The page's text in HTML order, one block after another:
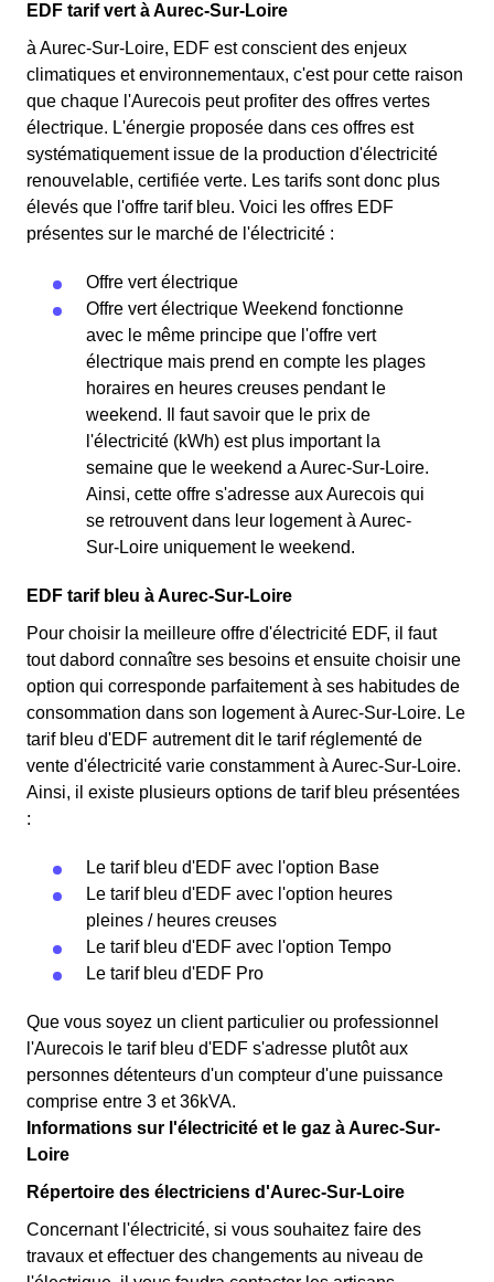
EDF tarif vert à Aurec-Sur-Loire
à Aurec-Sur-Loire, EDF est conscient des enjeux
climatiques et environnementaux, c'est pour cette raison
que chaque l'Aurecois peut profiter des offres vertes
électrique. L'énergie proposée dans ces offres est
systématiquement issue de la production d'électricité
renouvelable, certifiée verte. Les tarifs sont donc plus
élevés que l'offre tarif bleu. Voici les offres EDF
présentes sur le marché de l'électricité :
Offre vert électrique
Offre vert électrique Weekend fonctionne
avec le même principe que l'offre vert
électrique mais prend en compte les plages
horaires en heures creuses pendant le
weekend. Il faut savoir que le prix de
l'électricité (kWh) est plus important la
semaine que le weekend a Aurec-Sur-Loire.
Ainsi, cette offre s'adresse aux Aurecois qui
se retrouvent dans leur logement à Aurec-
Sur-Loire uniquement le weekend.
EDF tarif bleu à Aurec-Sur-Loire
Pour choisir la meilleure offre d'électricité EDF, il faut
tout dabord connaître ses besoins et ensuite choisir une
option qui corresponde parfaitement à ses habitudes de
consommation dans son logement à Aurec-Sur-Loire. Le
tarif bleu d'EDF autrement dit le tarif réglementé de
vente d'électricité varie constamment à Aurec-Sur-Loire.
Ainsi, il existe plusieurs options de tarif bleu présentées
:
Le tarif bleu d'EDF avec l'option Base
Le tarif bleu d'EDF avec l'option heures
pleines / heures creuses
Le tarif bleu d'EDF avec l'option Tempo
Le tarif bleu d'EDF Pro
Que vous soyez un client particulier ou professionnel
l'Aurecois le tarif bleu d'EDF s'adresse plutôt aux
personnes détenteurs d'un compteur d'une puissance
comprise entre 3 et 36kVA.
Informations sur l'électricité et le gaz à Aurec-Sur-
Loire
Répertoire des électriciens d'Aurec-Sur-Loire
Concernant l'électricité, si vous souhaitez faire des
travaux et effectuer des changements au niveau de